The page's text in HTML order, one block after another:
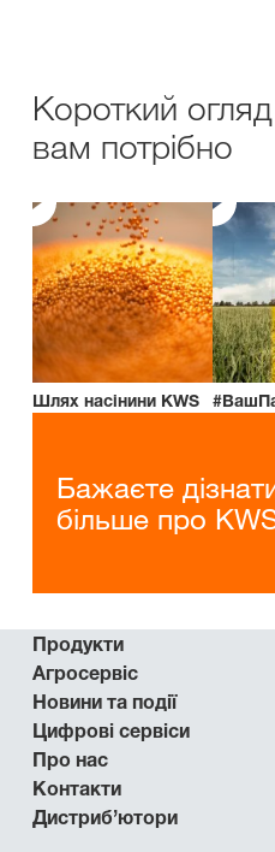
Короткий
вам потрібно
Шлях насінини KWS
Бажаєте
більше про
Продукти
Агросервіс
Новини та події
Цифрові сервіси
Про нас
Контакти
Дистриб’ютори